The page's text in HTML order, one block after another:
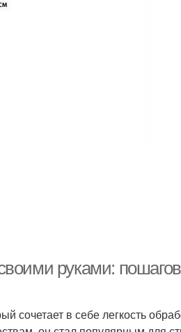
руками:
сочетает в себе легкость